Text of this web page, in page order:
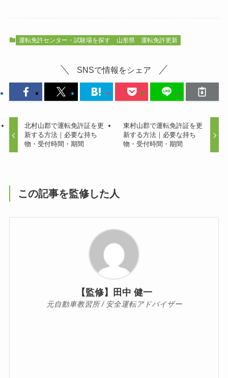
運転免許センター・試験場を探す 山形県 運転免許更新
SNSで情報をシェア
北村山郡で運転免許証を更
新する方法｜必要な持ち
物・受付時間・期間
東村山郡で運転免許証を更
新する方法｜必要な持ち
物・受付時間・期間
この記事を監修した人
【監修】田中 健一
元自動車教習所 / 安全運転アドバイザー